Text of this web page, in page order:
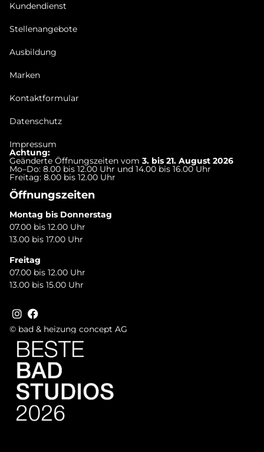
© bad & heizung concept AG
Kundendienst
Stellenangebote
Ausbildung
Marken
Kontaktformular
Datenschutz
Impressum
Achtung:
Geänderte Öffnungszeiten vom 3. bis 21. August 2026
Mo–Do: 8.00 bis 12.00 Uhr und 14.00 bis 16.00 Uhr
Freitag: 8.00 bis 12.00 Uhr
Öffnungszeiten
Montag bis Donnerstag
07.00 bis 12.00 Uhr
13.00 bis 17.00 Uhr
Freitag
07.00 bis 12.00 Uhr
13.00 bis 15.00 Uhr